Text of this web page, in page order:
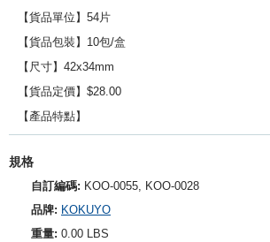
【貨品單位】54片
【貨品包裝】10包/盒
【尺寸】42x34mm
【貨品定價】$28.00
【產品特點】
規格
自訂編碼: KOO-0055, KOO-0028
品牌: KOKUYO
重量: 0.00 LBS